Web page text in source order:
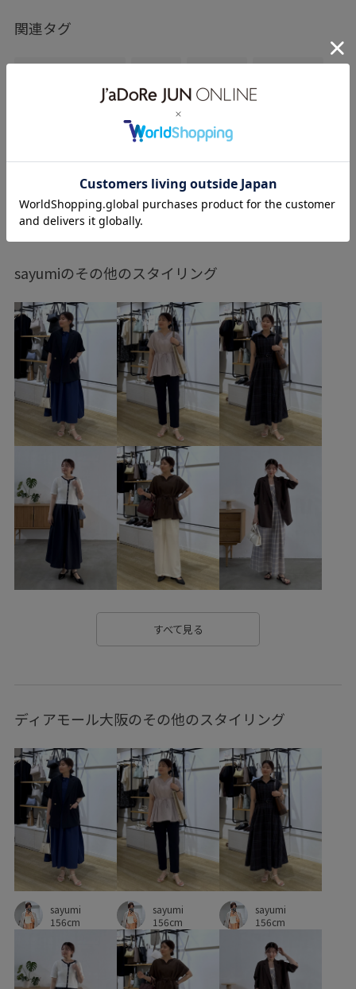
関連タグ
デートコーデ お出かけコーデ
女子会コーデ 大人カジュアル
パンツスタイル 体型カバー きれいめコーデ
ROPÉ PICNIC ストレート イエベ秋 乾燥
シャツ/ブラウス
ローファー GDH15510 GDS15040
RP25SSshirtsblouse きれいめ ゆったり
クロップド丈 グレー コットン サンダル
シワになりにくい ジーンズ スウェット スカート
スクエアトゥ スタイリング スッキリ スニーカー
ネイビー ノーカラーデザイン パンプス
ピンク フラップポケット ブラック ベイカーパンツ
ペプラム ボイル ボリューム袖 ポリエステル
ポリエステル100% ミュール メンズライク ラフ
レトロ ローヒール ロールアップ ワイドパンツ
合わせやすい
後ろがゴム 抜け感 歩きやすい
袖口ギャザー 透け感 通気性
もっと見る
sayumiのその他のスタイリング
すべて見る
ディアモール大阪のその他のスタイリング
sayumi
156cm
sayumi
156cm
sayumi
156cm